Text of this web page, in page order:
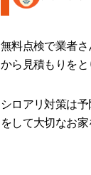
無料点検で業者
から見積もりをと
シロアリ対策は
をして大切なお